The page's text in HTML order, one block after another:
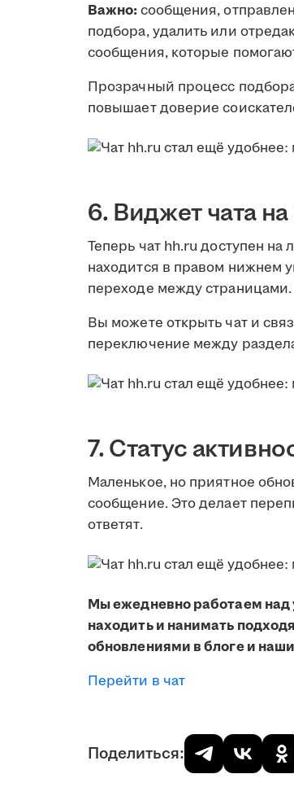
Важно:сообщения,
подбора, удалить или
сообщения, которые
Прозрачный процесс
повышает доверие
6. Виджет чата
Теперь чат hh.ru доступен на
находится в правом нижнем
переходе между страницами.
Вы можете открыть чат и
переключение между
7. Статус
Маленькое, но приятное
сообщение. Это делает
ответят.
Мы ежедневно работаем над
находить и нанимать
обновлениями в блоге и
Перейти в чат
Поделиться: